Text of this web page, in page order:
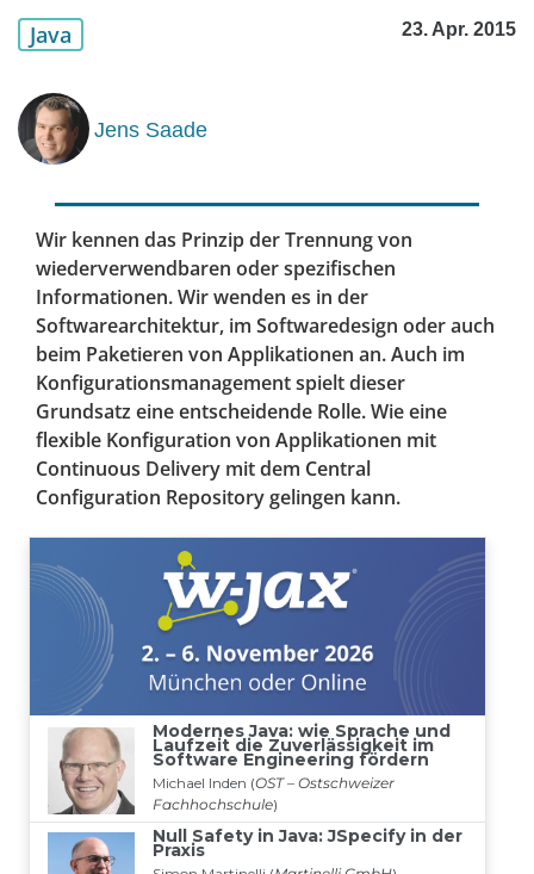
Java 23. Apr. 2015
Jens Saade
Wir kennen das Prinzip der Trennung von
wiederverwendbaren oder spezifischen
Informationen. Wir wenden es in der
Softwarearchitektur, im Softwaredesign oder auch
beim Paketieren von Applikationen an. Auch im
Konfigurationsmanagement spielt dieser
Grundsatz eine entscheidende Rolle. Wie eine
flexible Konfiguration von Applikationen mit
Continuous Delivery mit dem Central
Configuration Repository gelingen kann.